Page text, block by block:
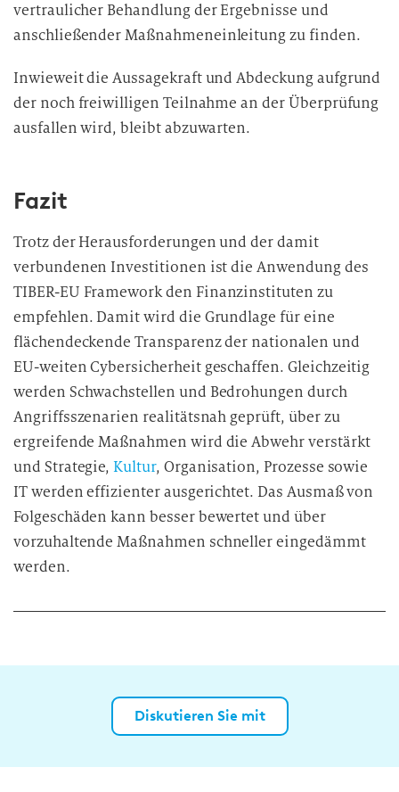
vertraulicher Behandlung der Ergebnisse und
anschließender Maßnahmeneinleitung zu finden.
Inwieweit die Aussagekraft und Abdeckung aufgrund
der noch freiwilligen Teilnahme an der Überprüfung
ausfallen wird, bleibt abzuwarten.
Fazit
Trotz der Herausforderungen und der damit
verbundenen Investitionen ist die Anwendung des
TIBER-EU Framework den Finanzinstituten zu
empfehlen. Damit wird die Grundlage für eine
flächendeckende Transparenz der nationalen und
EU-weiten Cybersicherheit geschaffen. Gleichzeitig
werden Schwachstellen und Bedrohungen durch
Angriffsszenarien realitätsnah geprüft, über zu
ergreifende Maßnahmen wird die Abwehr verstärkt
und Strategie,Kultur, Organisation, Prozesse sowie
IT werden effizienter ausgerichtet. Das Ausmaß von
Folgeschäden kann besser bewertet und über
vorzuhaltende Maßnahmen schneller eingedämmt
werden.
Diskutieren Sie mit